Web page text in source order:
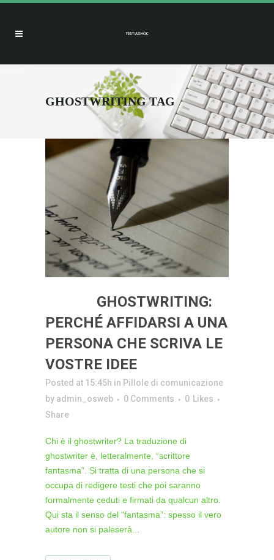
GHOSTWRITING TAG
GHOSTWRITING:
PERCHÉ AFFIDARSI A UNA
PERSONA CHE SCRIVA LE
VOSTRE IDEE
Posted at 15:45h in Pillole di comunicazione
by admin_osweb 0 Comments 0 Likes
Share
Chi è il ghostwriter? La traduzione di
ghostwriter è, letteralmente, “scrittore
fantasma”. Si tratta di una persona che si
occupa di redigere testi che poi saranno
formalmente ceduti e firmati da qualcun altro.
Qui sta il senso del “fantasma”: spesso il vero
autore non si paleserà...